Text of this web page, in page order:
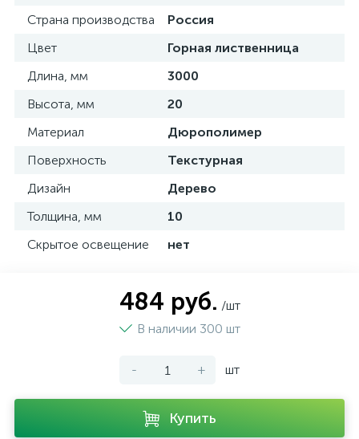
Страна производства
Россия
Цвет
Горная лиственница
Длина, мм
3000
Высота, мм
20
Материал
Дюрополимер
Поверхность
Текстурная
Дизайн
Дерево
Толщина, мм
10
Скрытое освещение
нет
484 руб. /шт
В наличии 300 шт
- + шт
Купить